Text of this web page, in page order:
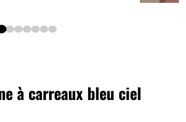
à carreaux bleu ciel